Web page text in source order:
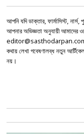
আপনি যদি ডাক্তার, ফার্মাসিস্ট, নার্স,
আপনার অভিজ্ঞতা অনুযায়ী আমাদের
editor@sasthodarpan.com
কথায় লেখা গবেষণালব্ধ নতুন
নয়।